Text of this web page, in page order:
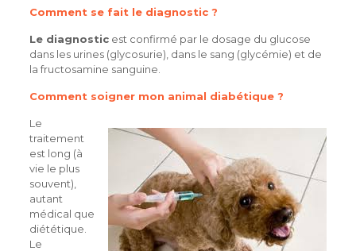
Comment se fait le diagnostic ?
Le diagnosticest confirmé par le dosage du glucose
dans les urines (glycosurie), dans le sang (glycémie) et de
la fructosamine sanguine.
Comment soigner mon animal diabétique ?
Le
traitement
est long (à
vie le plus
souvent),
autant
médical que
diététique.
Le